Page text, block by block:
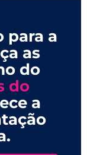
para a
as
do
do
a